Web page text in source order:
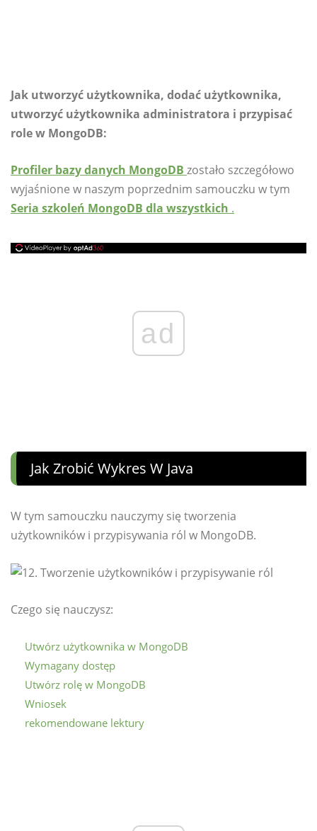
Jak utworzyć użytkownika, dodać użytkownika,
utworzyć użytkownika administratora i przypisać
role w MongoDB:
Profiler bazy danych MongoDB zostało szczegółowo
wyjaśnione w naszym poprzednim samouczku w tym
Seria szkoleń MongoDB dla wszystkich .
ad
Jak Zrobić Wykres W Java
W tym samouczku nauczymy się tworzenia
użytkowników i przypisywania ról w MongoDB.
Czego się nauczysz:
Utwórz użytkownika w MongoDB
Wymagany dostęp
Utwórz rolę w MongoDB
Wniosek
rekomendowane lektury